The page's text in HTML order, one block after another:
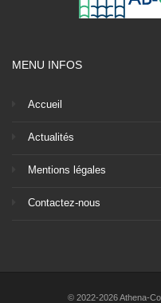
MENU INFOS
Accueil
Actualités
Mentions légales
Contactez-nous
© 2022-2026 Athena-